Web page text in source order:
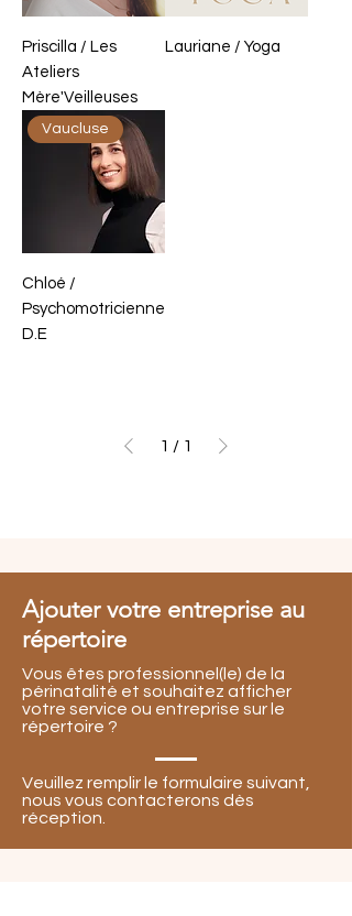
Priscilla / Les
Ateliers
Mère'Veilleuses
Lauriane / Yoga
Vaucluse
Chloé /
Psychomotricienne
D.E
1 / 1
Ajouter votre entreprise au
répertoire
Vous êtes professionnel(le) de la
périnatalité et souhaitez afficher
votre service ou entreprise sur le
répertoire ?
Veuillez remplir le formulaire suivant,
nous vous contacterons dès
réception.